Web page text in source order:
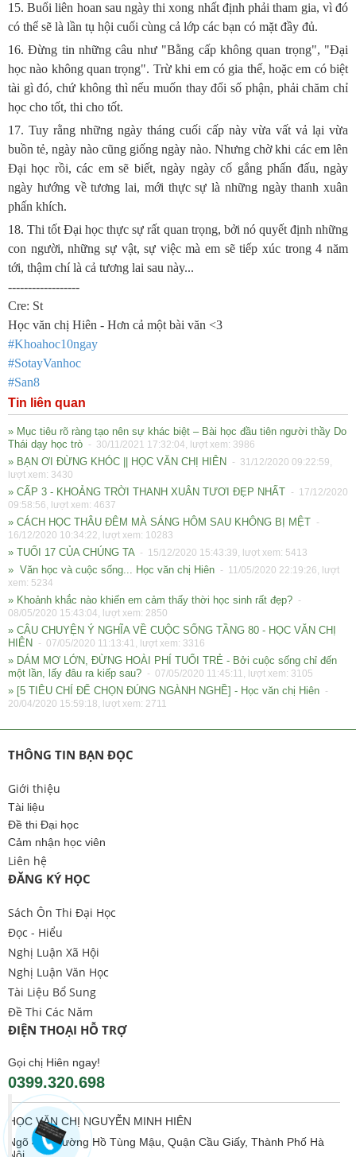
15. Buổi liên hoan sau ngày thi xong nhất định phải tham gia, vì đó
có thể sẽ là lần tụ hội cuối cùng cả lớp các bạn có mặt đầy đủ.
16. Đừng tin những câu như "Bằng cấp không quan trọng", "Đại
học nào không quan trọng". Trừ khi em có gia thế, hoặc em có biệt
tài gì đó, chứ không thì nếu muốn thay đổi số phận, phải chăm chỉ
học cho tốt, thi cho tốt.
17. Tuy rằng những ngày tháng cuối cấp này vừa vất vả lại vừa
buồn tẻ, ngày nào cũng giống ngày nào. Nhưng chờ khi các em lên
Đại học rồi, các em sẽ biết, ngày ngày cố gắng phấn đấu, ngày
ngày hướng về tương lai, mới thực sự là những ngày thanh xuân
phấn khích.
18. Thi tốt Đại học thực sự rất quan trọng, bởi nó quyết định những
con người, những sự vật, sự việc mà em sẽ tiếp xúc trong 4 năm
tới, thậm chí là cả tương lai sau này...
------------------
Cre: St
Học văn chị Hiên - Hơn cả một bài văn <3
#Khoahoc10ngay
#SotayVanhoc
#San8
Tin liên quan
» Mục tiêu rõ ràng tạo nên sự khác biệt – Bài học đầu tiên người thầy Do
Thái dạy học trò - 30/11/2021 17:32:04, lượt xem: 3986
» BẠN ƠI ĐỪNG KHÓC || HỌC VĂN CHỊ HIÊN
- 31/12/2020 09:22:59,
lượt xem: 3430
» CẤP 3 - KHOẢNG TRỜI THANH XUÂN TƯƠI ĐẸP NHẤT - 17/12/2020
09:58:56, lượt xem: 4637
» CÁCH HỌC THÂU ĐÊM MÀ SÁNG HÔM SAU KHÔNG BỊ MỆT -
16/12/2020 10:34:22, lượt xem: 10283
» TUỔI 17 CỦA CHÚNG TA - 15/12/2020 15:43:39, lượt xem: 5413
» Văn học và cuộc sống... Học văn chị Hiên - 11/05/2020 22:19:26, lượt
xem: 5234
» Khoảnh khắc nào khiến em cảm thấy thời học sinh rất đẹp? -
08/05/2020 15:43:04, lượt xem: 2850
» CÂU CHUYỆN Ý NGHĨA VỀ CUỘC SỐNG TẦNG 80 - HỌC VĂN CHỊ
HIÊN
- 07/05/2020 11:13:41, lượt xem: 3316
» DÁM MƠ LỚN, ĐỪNG HOÀI PHÍ TUỔI TRẺ - Bởi cuộc sống chỉ đến
một lần, lấy đâu ra kiếp sau? - 07/05/2020 11:45:11, lượt xem: 3105
» [5 TIÊU CHÍ ĐỂ CHỌN ĐÚNG NGÀNH NGHỀ] - Học văn chị Hiên -
20/04/2020 15:59:18, lượt xem: 2711
THÔNG TIN BẠN ĐỌC
Giới thiệu
Tài liệu
Đề thi Đại học
Cảm nhận học viên
Liên hệ
ĐĂNG KÝ HỌC
Sách Ôn Thi Đại Học
Đọc - Hiểu
Nghị Luận Xã Hội
Nghị Luận Văn Học
Tài Liệu Bổ Sung
Đề Thi Các Năm
ĐIỆN THOẠI HỖ TRỢ
Gọi chị Hiên ngay!
0399.320.698
HỌC VĂN CHỊ NGUYỄN MINH HIÊN
Ngõ 406 Đường Hồ Tùng Mậu, Quận Cầu Giấy, Thành Phố Hà